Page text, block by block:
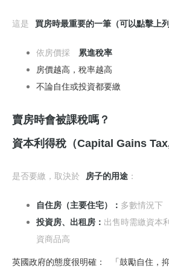
這是 買房時最重要的一筆（可以點擊上
依房價採
累進稅率
房價越高，稅率越高
不論自住或投資都要繳
賣房時會被課稅嗎？
資本利得稅（Capital Gains Tax,
是否要繳，取決於 房子的用途 ：
自住房（主要住宅）： 多數情況下
投資房、出租房： 出售時需繳資本
資商品高
英國政府的態度很明確： 「鼓勵自住，